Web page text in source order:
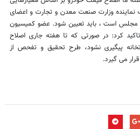
وزارت صنعت معدن و تجارت و اعضای
مجلس است ، باید تعیین شود. عضو کمیسیون
کرد: در صورتی که تا هفته جاری اصلاح
پیگیری نشود،‌ طرح تحقیق و تفحص از
می گیرد.